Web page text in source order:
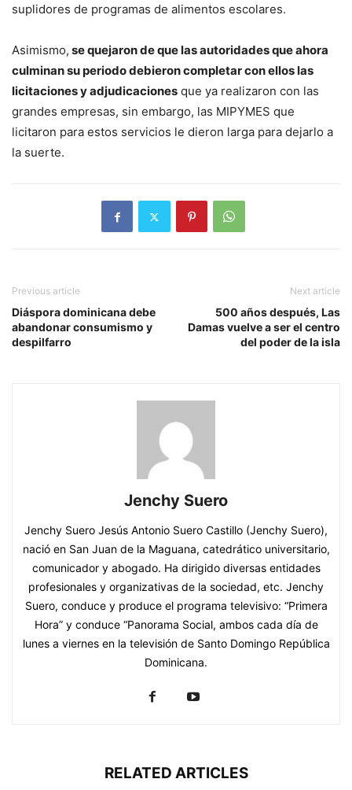
suplidores de programas de alimentos escolares.
Asimismo, se quejaron de que las autoridades que ahora
culminan su periodo debieron completar con ellos las
licitaciones y adjudicaciones que ya realizaron con las
grandes empresas, sin embargo, las MIPYMES que
licitaron para estos servicios le dieron larga para dejarlo a
la suerte.
Previous article
Diáspora dominicana debe
abandonar consumismo y
despilfarro
Next article
500 años después, Las
Damas vuelve a ser el centro
del poder de la isla
Jenchy Suero
Jenchy Suero Jesús Antonio Suero Castillo (Jenchy Suero),
nació en San Juan de la Maguana, catedrático universitario,
comunicador y abogado. Ha dirigido diversas entidades
profesionales y organizativas de la sociedad, etc. Jenchy
Suero, conduce y produce el programa televisivo: “Primera
Hora” y conduce “Panorama Social, ambos cada día de
lunes a viernes en la televisión de Santo Domingo República
Dominicana.
RELATED ARTICLES